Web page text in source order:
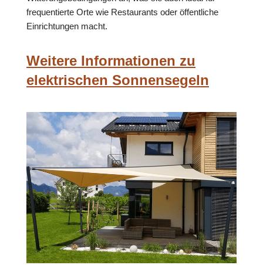
frequentierte Orte wie Restaurants oder öffentliche
Einrichtungen macht.
Weitere Informationen zu
elektrischen Sonnensegeln